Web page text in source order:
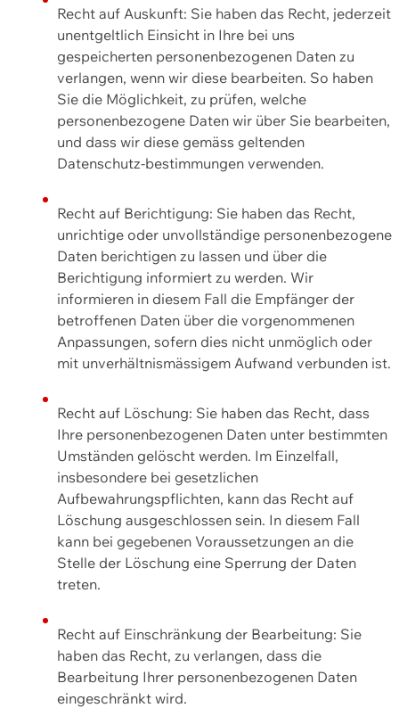
Recht auf Auskunft: Sie haben das Recht, jederzeit
unentgeltlich Einsicht in Ihre bei uns
gespeicherten personenbezogenen Daten zu
verlangen, wenn wir diese bearbeiten. So haben
Sie die Möglichkeit, zu prüfen, welche
personenbezogene Daten wir über Sie bearbeiten,
und dass wir diese gemäss geltenden
Datenschutz-bestimmungen verwenden.
Recht auf Berichtigung: Sie haben das Recht,
unrichtige oder unvollständige personenbezogene
Daten berichtigen zu lassen und über die
Berichtigung informiert zu werden. Wir
informieren in diesem Fall die Empfänger der
betroffenen Daten über die vorgenommenen
Anpassungen, sofern dies nicht unmöglich oder
mit unverhältnismässigem Aufwand verbunden ist.
Recht auf Löschung: Sie haben das Recht, dass
Ihre personenbezogenen Daten unter bestimmten
Umständen gelöscht werden. Im Einzelfall,
insbesondere bei gesetzlichen
Aufbewahrungspflichten, kann das Recht auf
Löschung ausgeschlossen sein. In diesem Fall
kann bei gegebenen Voraussetzungen an die
Stelle der Löschung eine Sperrung der Daten
treten.
Recht auf Einschränkung der Bearbeitung: Sie
haben das Recht, zu verlangen, dass die
Bearbeitung Ihrer personenbezogenen Daten
eingeschränkt wird.